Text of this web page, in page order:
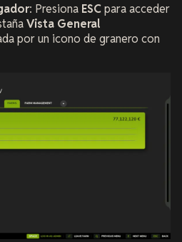
: Presiona ESCpara acceder
Vista General
por un icono de granero con